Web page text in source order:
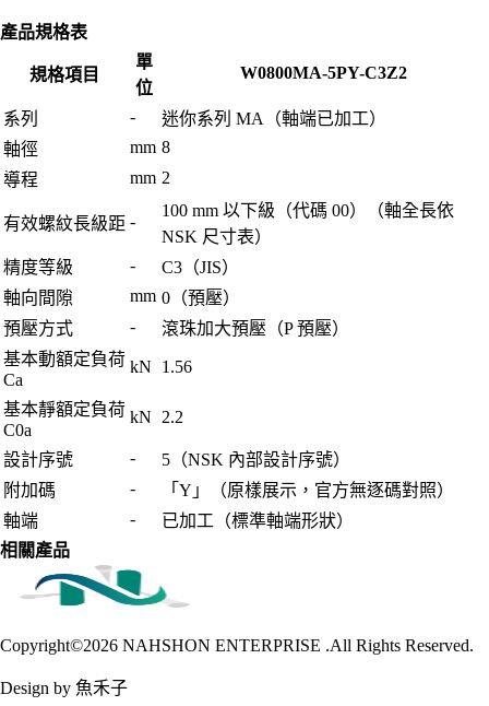
產品規格表
規格項目
單
位
W0800MA-5PY-C3Z2
系列 -
迷你系列 MA（軸端已加工）
軸徑
mm 8
導程
mm 2
有效螺紋長級距 -
100 mm 以下級（代碼 00）（軸全長依
NSK 尺寸表）
精度等級
-
C3（JIS）
軸向間隙
mm 0（預壓）
預壓方式
-
滾珠加大預壓（P 預壓）
基本動額定負荷
Ca
kN 1.56
基本靜額定負荷
C0a
kN 2.2
設計序號 -
5（NSK 內部設計序號）
附加碼
-
「Y」（原樣展示，官方無逐碼對照）
軸端
-
已加工（標準軸端形狀）
相關產品
Copyright©2026 NAHSHON ENTERPRISE .All Rights Reserved.
Design by 魚禾子